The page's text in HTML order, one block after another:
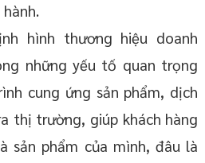
hình thương hiệu doanh
những yếu tố quan trọng
cung ứng sản phẩm, dịch
thị trường, giúp khách hàng
sản phẩm của mình, đâu là